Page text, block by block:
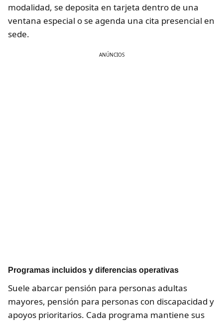
modalidad, se deposita en tarjeta dentro de una
ventana especial o se agenda una cita presencial en
sede.
ANÚNCIOS
Programas incluidos y diferencias operativas
Suele abarcar pensión para personas adultas
mayores, pensión para personas con discapacidad y
apoyos prioritarios. Cada programa mantiene sus